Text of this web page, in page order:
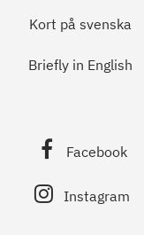
Kort på svenska
Briefly in English
Facebook
Instagram